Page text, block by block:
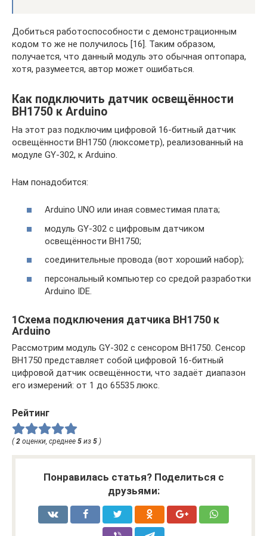
Добиться работоспособности с демонстрационным
кодом то же не получилось [16]. Таким образом,
получается, что данный модуль это обычная оптопара,
хотя, разумеется, автор может ошибаться.
Как подключить датчик освещённости
BH1750 к Arduino
На этот раз подключим цифровой 16-битный датчик
освещённости BH1750 (люксометр), реализованный на
модуле GY-302, к Arduino.
Нам понадобится:
Arduino UNO или иная совместимая плата;
модуль GY-302 с цифровым датчиком
освещённости BH1750;
соединительные провода (вот хороший набор);
персональный компьютер со средой разработки
Arduino IDE.
1Схема подключения датчика BH1750 к
Arduino
Рассмотрим модуль GY-302 с сенсором BH1750. Сенсор
BH1750 представляет собой цифровой 16-битный
цифровой датчик освещённости, что задаёт диапазон
его измерений: от 1 до 65535 люкс.
Рейтинг
(2 оценки, среднее 5 из 5 )
Понравилась статья? Поделиться с
друзьями: